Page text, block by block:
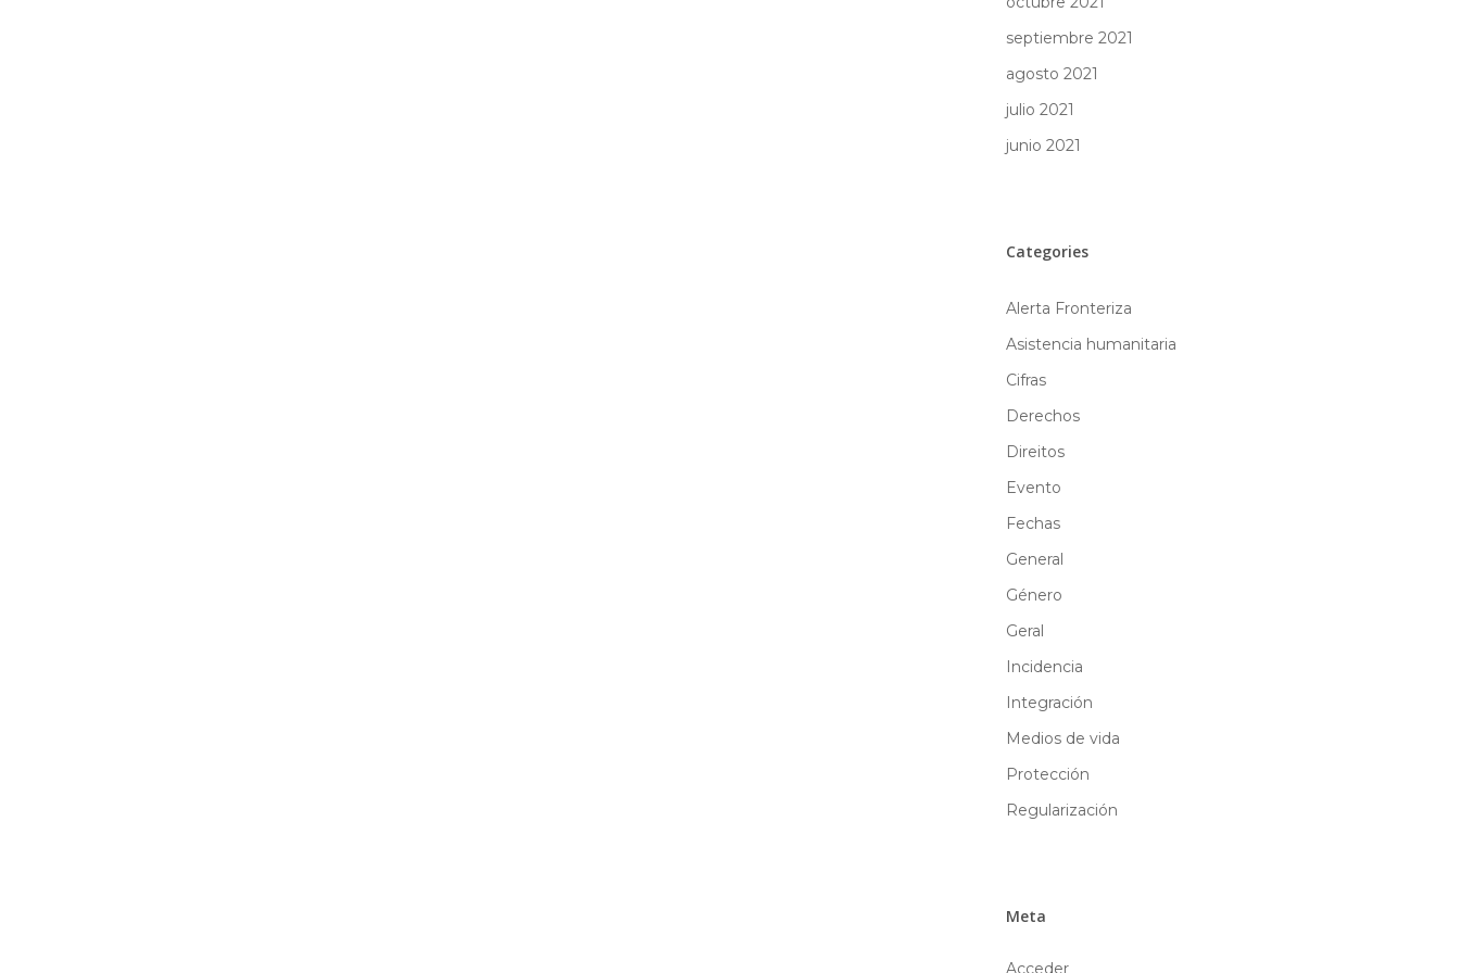
septiembre 2021
agosto 2021
julio 2021
junio 2021
Categories
Alerta Fronteriza
Asistencia humanitaria
Cifras
Derechos
Direitos
Evento
Fechas
General
Género
Geral
Incidencia
Integración
Medios de vida
Protección
Regularización
Meta
Acceder